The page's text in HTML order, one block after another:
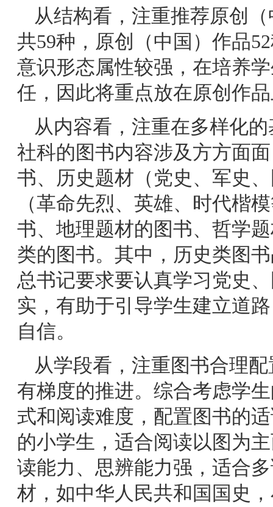
从结构看，注重推荐原创
共59种，原创（中国）作品
意识形态属性较强，在培养
任，因此将重点放在原创作
从内容看，注重在多样化
社科的图书内容涉及方方面
书、历史题材（党史、军史
（革命先烈、英雄、时代楷
书、地理题材的图书、哲学
类的图书。其中，历史类图
总书记要求要认真学习党史
实，有助于引导学生建立道
自信。
从学段看，注重图书合理
有梯度的推进。综合考虑学
式和阅读难度，配置图书的
的小学生，适合阅读以图为
读能力、思辨能力强，适合
材，如中华人民共和国国史